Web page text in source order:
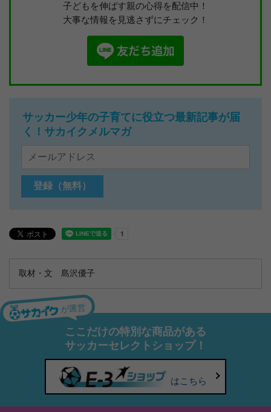
子どもを伸ばす親の心得を配信中！
大事な情報を見逃さずにチェック！
サッカー少年の子育てに役立つ最新記事が届
く！サカイクメルマガ
取材・文 島沢優子
が運営
ここだけの特別な商品がある
サッカーセレクトショップ！
はこちら